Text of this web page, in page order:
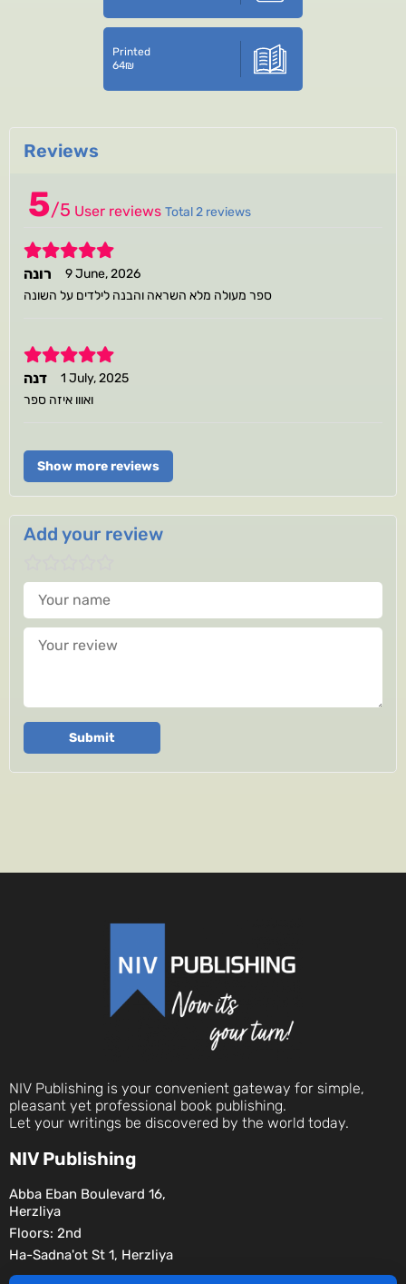
Printed
64₪
Reviews
5/5 User reviews Total 2 reviews
5
רונה
9 June, 2026
ספר מעולה מלא השראה והבנה לילדים על השונה
5
דנה
1 July, 2025
ואווו איזה ספר
Show more reviews
Add your review
Your name
Your review
Submit
NIV Publishing is your convenient gateway for simple,
pleasant yet professional book publishing.
Let your writings be discovered by the world today.
NIV Publishing
Abba Eban Boulevard 16,
Herzliya
Floors: 2nd
Ha-Sadna'ot St 1, Herzliya